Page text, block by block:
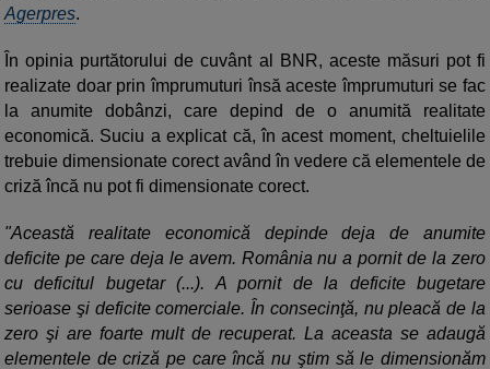
Agerpres.
În opinia purtătorului de cuvânt al BNR, aceste măsuri pot fi
realizate doar prin împrumuturi însă aceste împrumuturi se fac
la anumite dobânzi, care depind de o anumită realitate
economică. Suciu a explicat că, în acest moment, cheltuielile
trebuie dimensionate corect având în vedere că elementele de
criză încă nu pot fi dimensionate corect.
"Această realitate economică depinde deja de anumite
deficite pe care deja le avem. România nu a pornit de la zero
cu deficitul bugetar (...). A pornit de la deficite bugetare
serioase şi deficite comerciale. În consecinţă, nu pleacă de la
zero şi are foarte mult de recuperat. La aceasta se adaugă
elementele de criză pe care încă nu ştim să le dimensionăm